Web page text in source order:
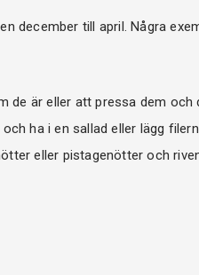
december till april. Några
är eller att pressa dem och
ha i en sallad eller lägg
eller pistagenötter och